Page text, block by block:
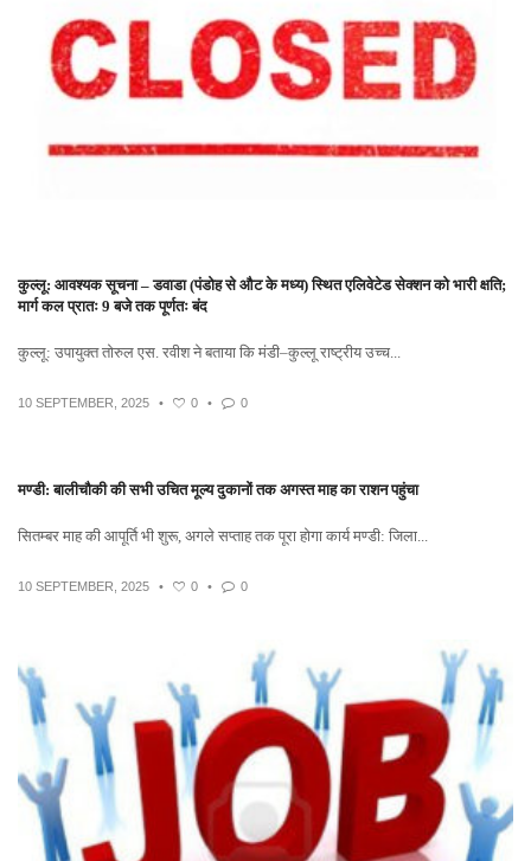
कुल्लू: आवश्यक सूचना – डवाडा (पंडोह से औट के मध्य) स्थित एलिवेटेड सेक्शन को भारी क्षति;
मार्ग कल प्रातः 9 बजे तक पूर्णतः बंद
कुल्लू: उपायुक्त तोरुल एस. रवीश ने बताया कि मंडी–कुल्लू राष्ट्रीय उच्च...
10 SEPTEMBER, 2025 • 0 • 0
मण्डी: बालीचौकी की सभी उचित मूल्य दुकानों तक अगस्त माह का राशन पहुंचा
सितम्बर माह की आपूर्ति भी शुरू, अगले सप्ताह तक पूरा होगा कार्य मण्डी: जिला...
10 SEPTEMBER, 2025 • 0 • 0